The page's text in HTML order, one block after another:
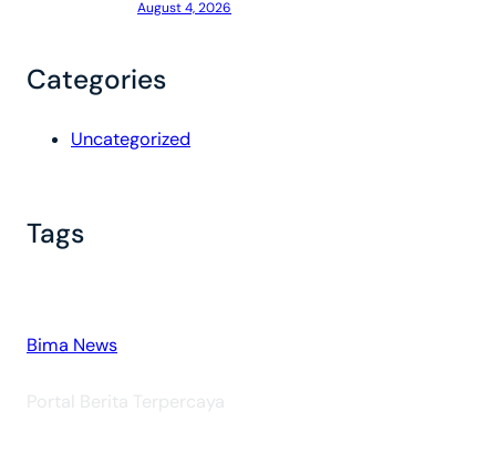
August 4, 2026
Categories
Uncategorized
Tags
Bima News
Portal Berita Terpercaya